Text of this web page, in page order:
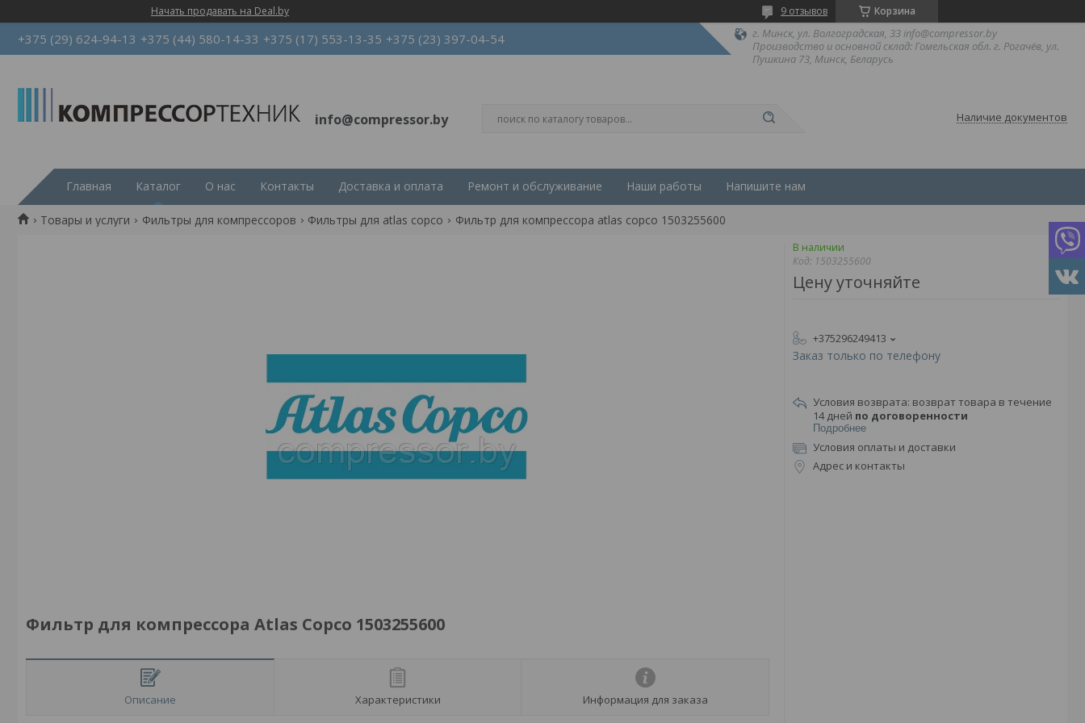
Начать продавать на Deal.by Корзина
9 отзывов
+375 (29) 624-94-13 +375 (44) 580-14-33 +375 (17) 553-13-35 +375 (23) 397-04-54
г. Минск, ул. Волгоградская, 33 info@compressor.by
Производство и основной склад: Гомельская обл. г. Рогачёв, ул.
Пушкина 73, Минск, Беларусь
info@compressor.by Наличие документов
Главная Каталог О нас Контакты Доставка и оплата Ремонт и обслуживание Наши работы Напишите нам
Товары и услуги Фильтры для компрессоров Фильтры для atlas copco Фильтр для компрессора atlas copco 1503255600
Фильтр для компрессора Atlas Copco 1503255600
Описание Характеристики Информация для заказа
В наличии
Код: 1503255600
Цену уточняйте
+375296249413
Заказ только по телефону
возврат товара в течение
14 дней по договоренности
Подробнее
Условия оплаты и доставки
Адрес и контакты